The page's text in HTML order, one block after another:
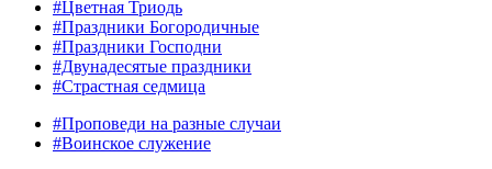
#Цветная Триодь
#Праздники Богородичные
#Праздники Господни
#Двунадесятые праздники
#Страстная седмица
#Проповеди на разные случаи
#Воинское служение